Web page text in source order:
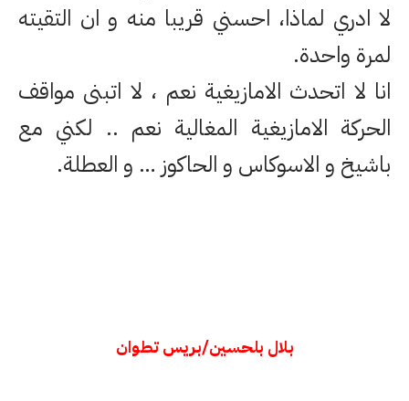
لا ادري لماذا، احسني قريبا منه و ان التقيته
لمرة واحدة.
انا لا اتحدث الامازيغية نعم ، لا اتبنى مواقف
الحركة الامازيغية المغالية نعم .. لكني مع
باشيخ و الاسوكاس و الحاكوز … و العطلة.
بلال بلحسين/بريس تطوان